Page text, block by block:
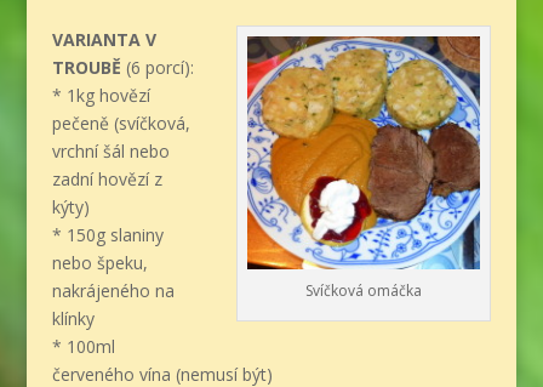
Svíčková omáčka
VARIANTA V
TROUBĚ (6 porcí):
* 1kg hovězí
pečeně (svíčková,
vrchní šál nebo
zadní hovězí z
kýty)
* 150g slaniny
nebo špeku,
nakrájeného na
klínky
* 100ml
červeného vína (nemusí být)